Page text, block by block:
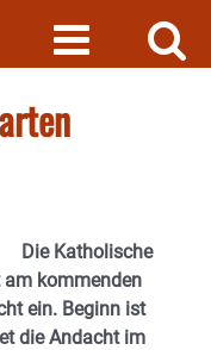
Die Katholische
kommenden
ein. Beginn ist
die Andacht im